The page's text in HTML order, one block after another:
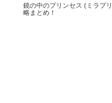
鏡の中のプリンセス (ミラプリ)
略まとめ！